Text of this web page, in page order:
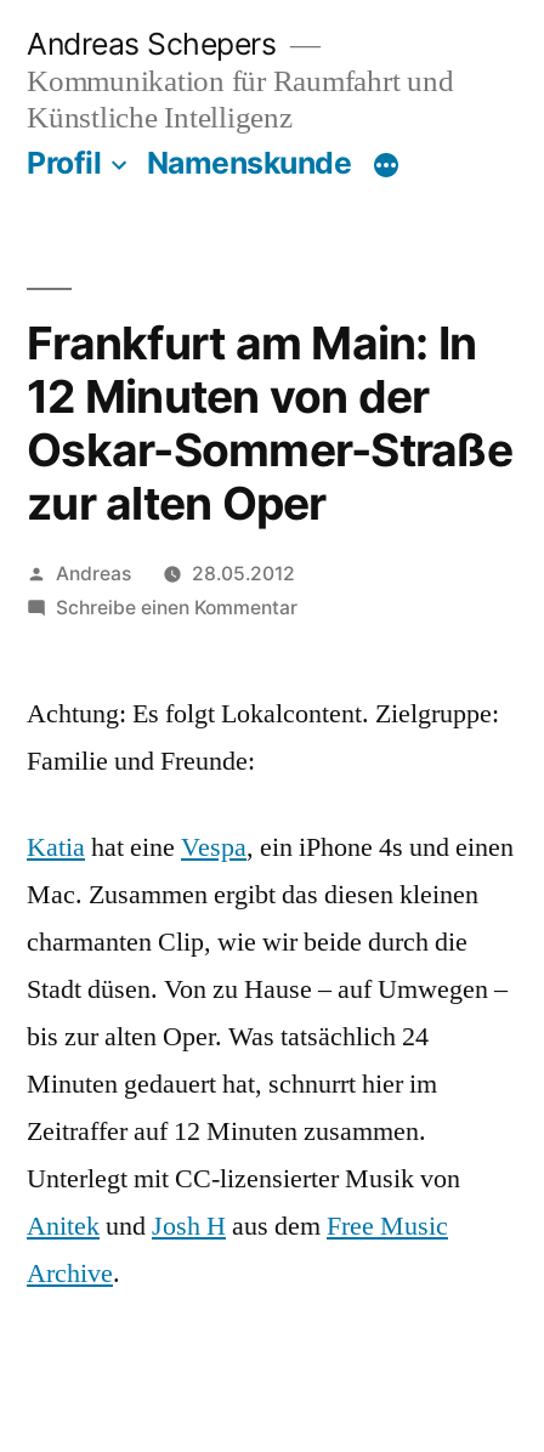
Inhalt
springen
Andreas Schepers
Kommunikation für Raumfahrt und
Künstliche Intelligenz
Profil Namenskunde
Frankfurt am Main: In
12 Minuten von der
Oskar-Sommer-Straße
zur alten Oper
Veröffentlicht
von
Andreas
28.05.2012
Schreibe einen Kommentarzu
Main:
von
Sommer-
alten
Oper
Achtung: Es folgt Lokalcontent. Zielgruppe:
Familie und Freunde:
Katiahat eine Vespa, ein iPhone 4s und einen
Mac. Zusammen ergibt das diesen kleinen
charmanten Clip, wie wir beide durch die
Stadt düsen. Von zu Hause – auf Umwegen –
bis zur alten Oper. Was tatsächlich 24
Minuten gedauert hat, schnurrt hier im
Zeitraffer auf 12 Minuten zusammen.
Unterlegt mit CC-lizensierter Musik von
AnitekundJosh Haus demFree Music
Archive.